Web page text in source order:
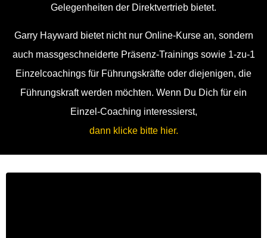
Gelegenheiten der Direktvertrieb bietet.
Garry Hayward bietet nicht nur Online-Kurse an, sondern
auch massgeschneiderte Präsenz-Trainings sowie 1-zu-1
Einzelcoachings für Führungskräfte oder diejenigen, die
Führungskraft werden möchten. Wenn Du Dich für ein
Einzel-Coaching interessierst,
dann klicke bitte hier.